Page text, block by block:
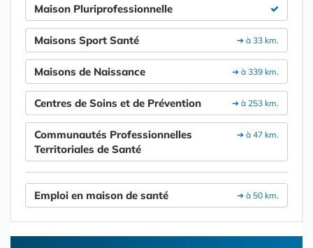
Maison Pluriprofessionnelle
➔ à 33 km.
Maisons Sport Santé
➔ à 339 km.
Maisons de Naissance
➔ à 253 km.
Centres de Soins et de Prévention
➔ à 47 km.
Communautés Professionnelles
Territoriales de Santé
➔ à 50 km.
Emploi en maison de santé